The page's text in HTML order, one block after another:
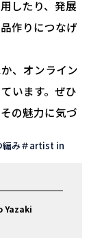
したり、発展
作りにつなげ
、オンライン
います。ぜひ
の魅力に気づ
編み
artist in
Yazaki